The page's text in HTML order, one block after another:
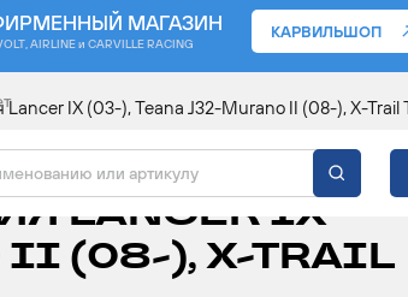
МАГАЗИН
AIRLINE и CARVILLE RACING
КАРВИЛЬШОП
IX (03-), Teana J32-Murano II (08-), X-Trail
LANCER IX
II (08-), X-TRAIL